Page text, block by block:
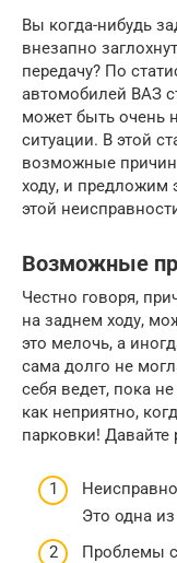
Вы когда-нибудь
внезапно
передачу? По
автомобилей ВАЗ
может быть очень
ситуации. В этой
возможные
ходу, и предложим
этой
Возможные
Честно говоря,
на заднем ходу,
это мелочь, а
сама долго не
себя ведет, пока
как неприятно,
парковки!
Это одна
Проблемы